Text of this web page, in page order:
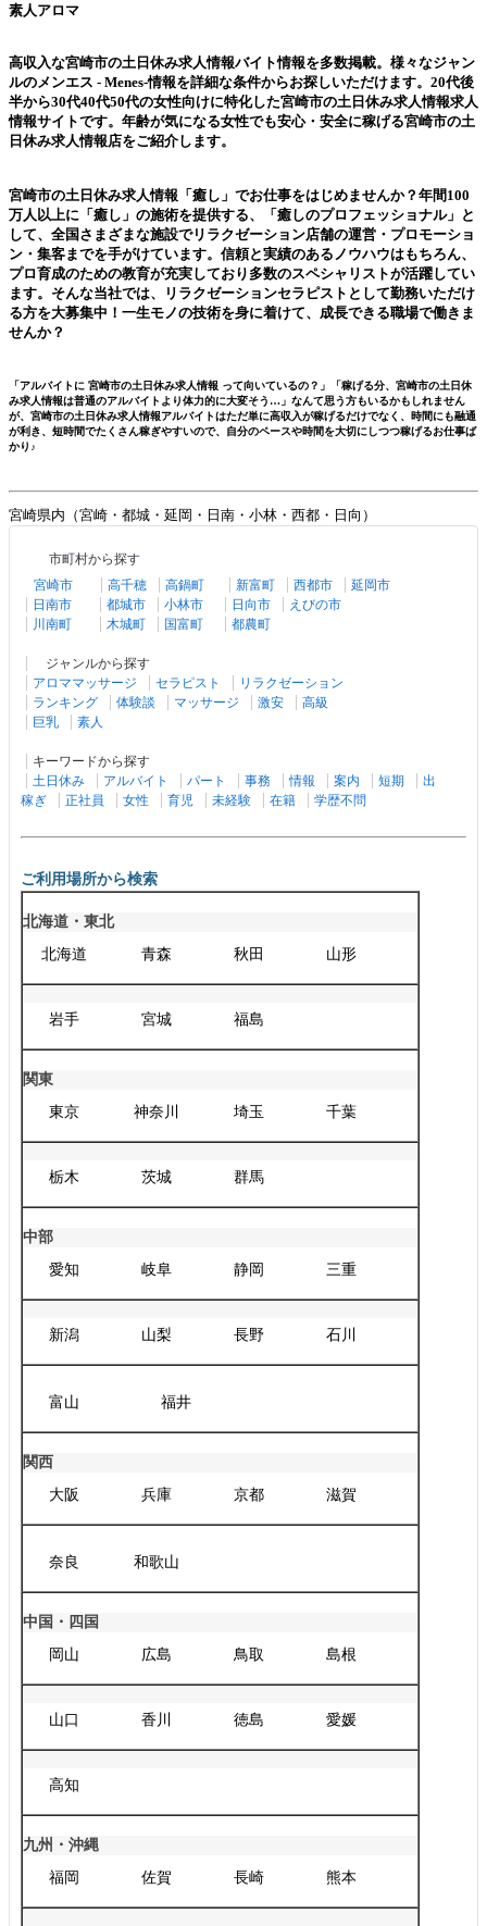
素人アロマ
高収入な宮崎市の土日休み求人情報バイト情報を多数掲載。様々なジャン
ルの メンエス - Menes-情報を詳細な条件からお探しいただけます。20代後
半から30代40代50代の女性向けに特化した宮崎市の土日休み求人情報求人
情報サイトです。年齢が気になる女性でも安心・安全に稼げる宮崎市の土
日休み求人情報店をご紹介します。
宮崎市の土日休み求人情報 「癒し」でお仕事をはじめませんか？年間100
万人以上に「癒し」の施術を提供する、「癒しのプロフェッショナル」と
して、全国さまざまな施設でリラクゼーション店舗の運営・プロモーショ
ン・集客までを手がけています。信頼と実績のあるノウハウはもちろん、
プロ育成のための教育が充実しており多数のスペシャリストが活躍してい
ます。そんな当社では、リラクゼーションセラピストとして勤務いただけ
る方を大募集中！一生モノの技術を身に着けて、成長できる職場で働きま
せんか？
「アルバイトに 宮崎市の土日休み求人情報 って向いているの？」「稼げる分、宮崎市の土日休
み求人情報は普通のアルバイトより体力的に大変そう…」なんて思う方もいるかもしれません
が、宮崎市の土日休み求人情報アルバイトはただ単に高収入が稼げるだけでなく、時間にも融通
が利き、短時間でたくさん稼ぎやすいので、自分のペースや時間を大切にしつつ稼げるお仕事ば
かり♪
宮崎県内（宮崎・都城・延岡・日南・小林・西都・日向）
市町村から探す
宮崎市
高千穂 高鍋町 新富町 西都市
延岡市
日南市
都城市 小林市 日向市
えびの市
川南町
木城町 国富町 都農町
ジャンルから探す
アロママッサージ
セラピスト
リラクゼーション
ランキング
体験談 マッサージ 激安
高級
巨乳
素人
キーワードから探す
土日休み
アルバイト パート 事務 情報 案内 短期
出
稼ぎ
正社員 女性 育児 未経験 在籍 学歴不問
ご利用場所から検索
北海道・東北
北海道
青森 秋田 山形
岩手 宮城 福島
関東
東京
神奈川 埼玉 千葉
栃木 茨城 群馬
中部
愛知
岐阜 静岡 三重
新潟 山梨 長野 石川
富山 福井
関西
大阪
兵庫 京都 滋賀
奈良 和歌山
中国・四国
岡山
広島 鳥取 島根
山口 香川 徳島 愛媛
高知
九州・沖縄
福岡
佐賀 長崎 熊本